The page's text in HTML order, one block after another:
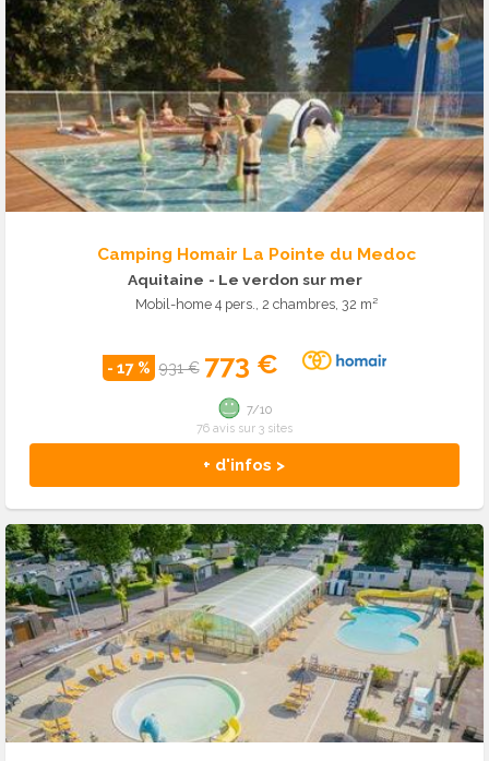
Camping Homair La Pointe du Medoc
Aquitaine - Le verdon sur mer
Mobil-home 4 pers., 2 chambres, 32 m²
- 17 % 931 € 773 €
+ d'infos >
7/10
76 avis sur 3 sites